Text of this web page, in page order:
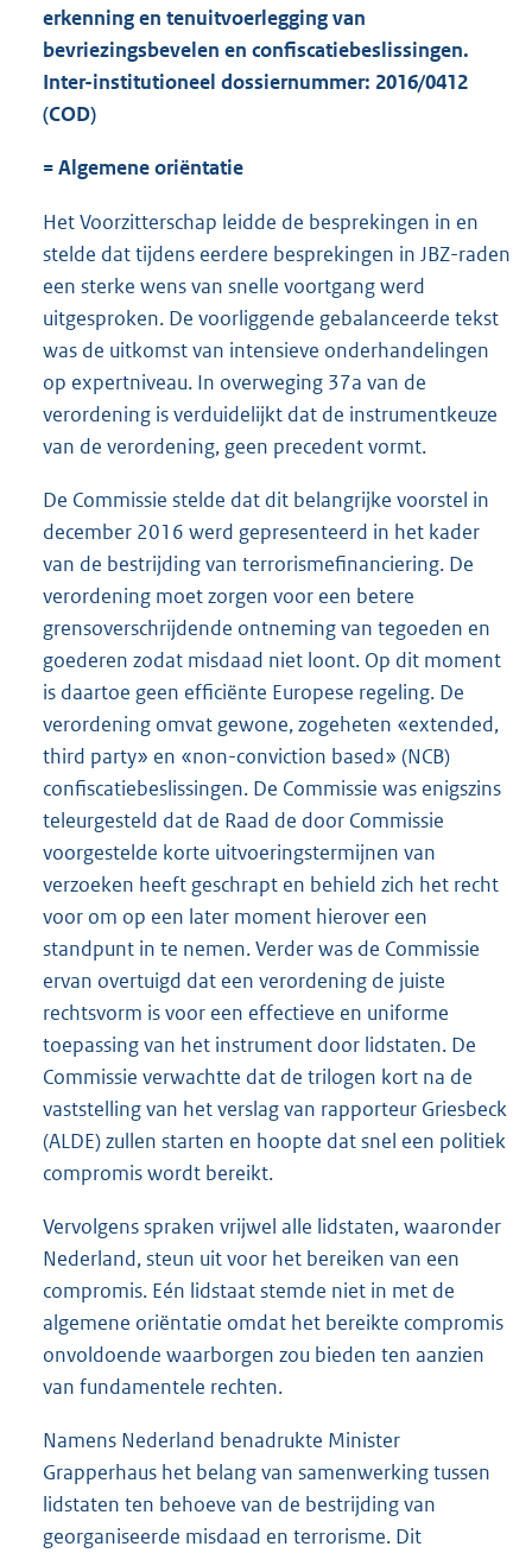
erkenning en tenuitvoerlegging van
bevriezingsbevelen en confiscatiebeslissingen.
Inter-institutioneel dossiernummer: 2016/0412
(COD)
= Algemene oriëntatie
Het Voorzitterschap leidde de besprekingen in en
stelde dat tijdens eerdere besprekingen in JBZ-raden
een sterke wens van snelle voortgang werd
uitgesproken. De voorliggende gebalanceerde tekst
was de uitkomst van intensieve onderhandelingen
op expertniveau. In overweging 37a van de
verordening is verduidelijkt dat de instrumentkeuze
van de verordening, geen precedent vormt.
De Commissie stelde dat dit belangrijke voorstel in
december 2016 werd gepresenteerd in het kader
van de bestrijding van terrorismefinanciering. De
verordening moet zorgen voor een betere
grensoverschrijdende ontneming van tegoeden en
goederen zodat misdaad niet loont. Op dit moment
is daartoe geen efficiënte Europese regeling. De
verordening omvat gewone, zogeheten «extended,
third party» en «non-conviction based» (NCB)
confiscatiebeslissingen. De Commissie was enigszins
teleurgesteld dat de Raad de door Commissie
voorgestelde korte uitvoeringstermijnen van
verzoeken heeft geschrapt en behield zich het recht
voor om op een later moment hierover een
standpunt in te nemen. Verder was de Commissie
ervan overtuigd dat een verordening de juiste
rechtsvorm is voor een effectieve en uniforme
toepassing van het instrument door lidstaten. De
Commissie verwachtte dat de trilogen kort na de
vaststelling van het verslag van rapporteur Griesbeck
(ALDE) zullen starten en hoopte dat snel een politiek
compromis wordt bereikt.
Vervolgens spraken vrijwel alle lidstaten, waaronder
Nederland, steun uit voor het bereiken van een
compromis. Eén lidstaat stemde niet in met de
algemene oriëntatie omdat het bereikte compromis
onvoldoende waarborgen zou bieden ten aanzien
van fundamentele rechten.
Namens Nederland benadrukte Minister
Grapperhaus het belang van samenwerking tussen
lidstaten ten behoeve van de bestrijding van
georganiseerde misdaad en terrorisme. Dit